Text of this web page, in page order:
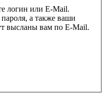
логин или E-Mail.
а также ваши
высланы вам по E-Mail.